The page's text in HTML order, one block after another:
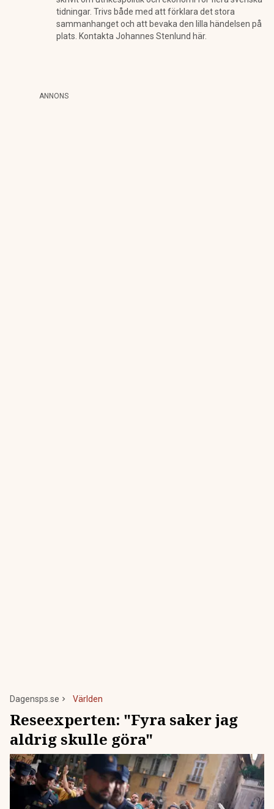
tidningar. Trivs både med att förklara det stora
sammanhanget och att bevaka den lilla händelsen på
plats. Kontakta Johannes Stenlund här.
ANNONS
Dagensps.se Världen
Reseexperten: "Fyra saker jag
aldrig skulle göra"